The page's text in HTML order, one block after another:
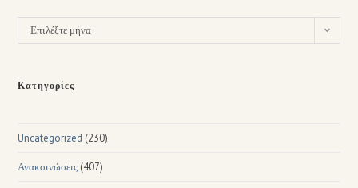
Επιλέξτε μήνα
Κατηγορίες
Uncategorized (230)
Ανακοινώσεις (407)